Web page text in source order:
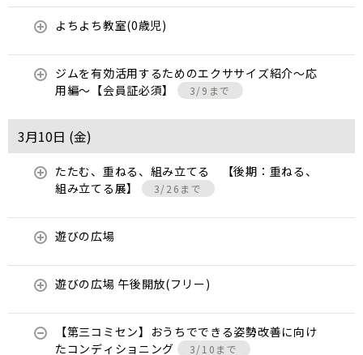
よちよち教室(0歳児)
ジムを有効活用するためのエクササイズ紹介〜応
用編〜【会員証必須】
3/9まで
3月10日 (金)
たたむ、重ねる、組み立てる 【後期：重ねる、
組み立てる展】
3/26まで
遊びの広場
遊びの広場 午後開放(フリー)
【第三コミセン】おうちでできる姿勢改善に向け
たコンディショニング
3/10まで